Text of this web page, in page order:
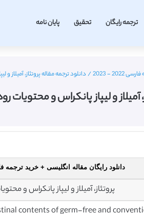
ترجمه رایگان تحقیق پایان نامه
- 2023
/ دانلود ترجمه مقاله پروتئاز،
آمیلاز و لیپاز پانکراس و
دانلود رایگان مقاله انگلیسی + خرید ترجمه
پروتئاز، آمیلاز و لیپاز پانکراس و
contents of germ-free and